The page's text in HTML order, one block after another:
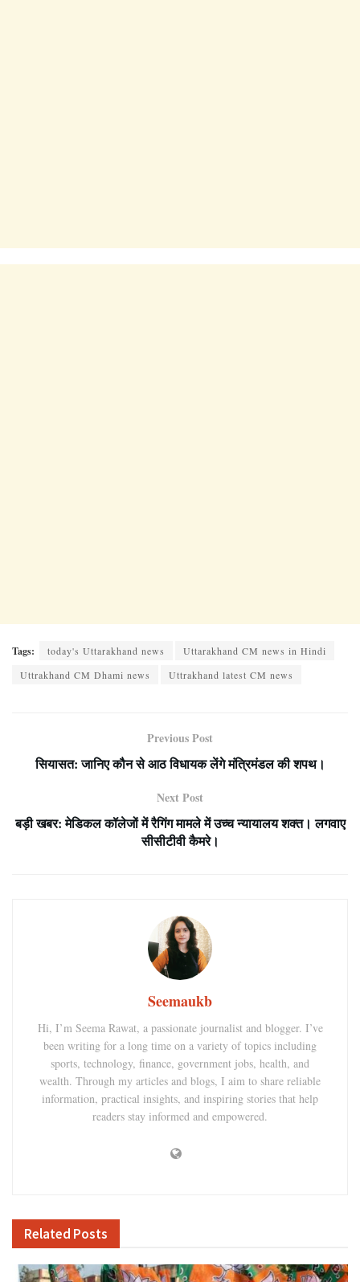
Tags: today's Uttarakhand news
Uttarakhand CM news in Hindi
Uttrakhand CM Dhami news
Uttrakhand latest CM news
Previous Post
सियासत: जानिए कौन से आठ विधायक लेंगे मंत्रिमंडल की शपथ।
Next Post
बड़ी खबर: मेडिकल कॉलेजों में रैगिंग मामले में उच्च न्यायालय शक्त। लगवाए
सीसीटीवी कैमरे।
Seemaukb
Hi, I’m Seema Rawat, a passionate journalist and blogger. I’ve
been writing for a long time on a variety of topics including
sports, technology, finance, government jobs, health, and
wealth. Through my articles and blogs, I aim to share reliable
information, practical insights, and inspiring stories that help
readers stay informed and empowered.
Related Posts